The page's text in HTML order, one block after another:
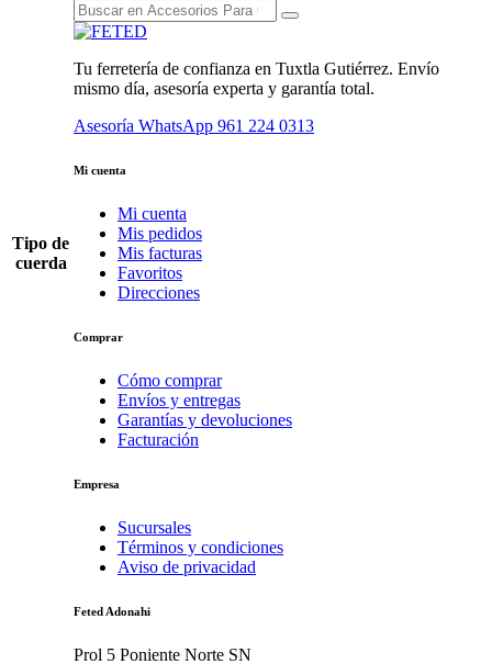
Tipo de
cuerda
Tu ferretería de confianza en Tuxtla Gutiérrez. Envío
mismo día, asesoría experta y garantía total.
Asesoría WhatsApp 961 224 0313
Mi cuenta
Mi cuenta
Mis pedidos
Mis facturas
Favoritos
Direcciones
Comprar
Cómo comprar
Envíos y entregas
Garantías y devoluciones
Facturación
Empresa
Sucursales
Términos y condiciones
Aviso de privacidad
Feted Adonahi
Prol 5 Poniente Norte SN